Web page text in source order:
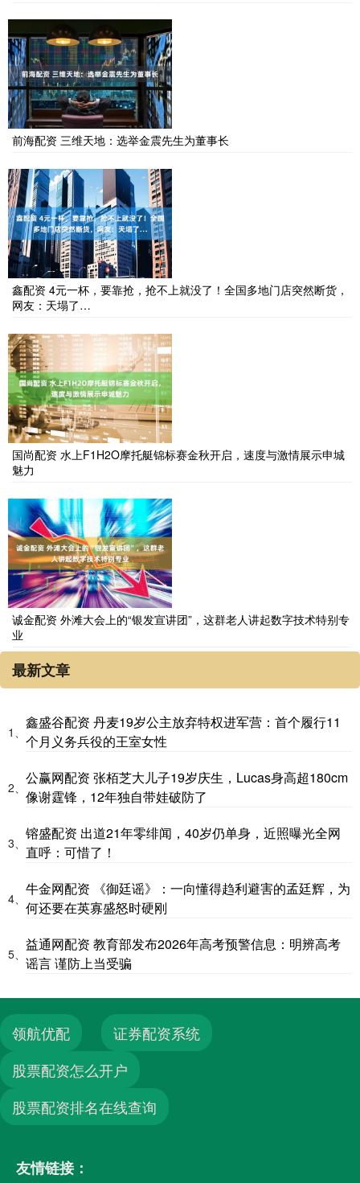
前海配资 三维天地：选举金震先生为董事长
鑫配资 4元一杯，要靠抢，抢不上就没了！全国多地门店突然断货，
网友：天塌了…
国尚配资 水上F1H2O摩托艇锦标赛金秋开启，速度与激情展示申城
魅力
诚金配资 外滩大会上的“银发宣讲团”，这群老人讲起数字技术特别专
业
最新文章
1、
鑫盛谷配资 丹麦19岁公主放弃特权进军营：首个履行11
个月义务兵役的王室女性
2、
公赢网配资 张栢芝大儿子19岁庆生，Lucas身高超180cm
像谢霆锋，12年独自带娃破防了
3、
镕盛配资 出道21年零绯闻，40岁仍单身，近照曝光全网
直呼：可惜了！
4、
牛金网配资 《御廷谣》：一向懂得趋利避害的孟廷辉，为
何还要在英寡盛怒时硬刚
5、
益通网配资 教育部发布2026年高考预警信息：明辨高考
谣言 谨防上当受骗
领航优配
证券配资系统
股票配资怎么开户
股票配资排名在线查询
友情链接：